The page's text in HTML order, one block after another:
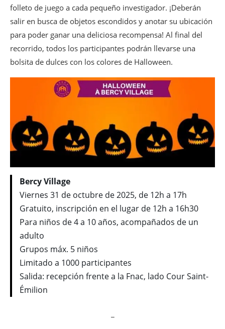
folleto de juego a cada pequeño investigador. ¡Deberán
salir en busca de objetos escondidos y anotar su ubicación
para poder ganar una deliciosa recompensa! Al final del
recorrido, todos los participantes podrán llevarse una
bolsita de dulces con los colores de Halloween.
Bercy Village
Viernes 31 de octubre de 2025, de 12h a 17h
Gratuito, inscripción en el lugar de 12h a 16h30
Para niños de 4 a 10 años, acompañados de un
adulto
Grupos máx. 5 niños
Limitado a 1000 participantes
Salida: recepción frente a la Fnac, lado Cour Saint-
Émilion